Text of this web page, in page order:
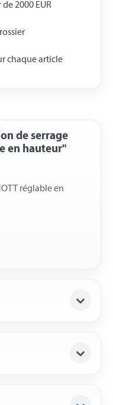
2000 EUR
chaque article
de serrage
en hauteur"
réglable en